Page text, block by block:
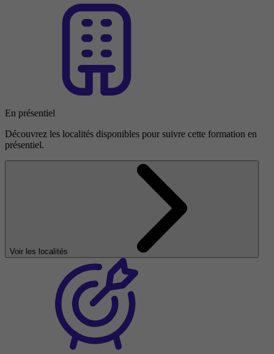
En présentiel
Découvrez les localités disponibles pour suivre cette formation en
présentiel.
Voir les localités